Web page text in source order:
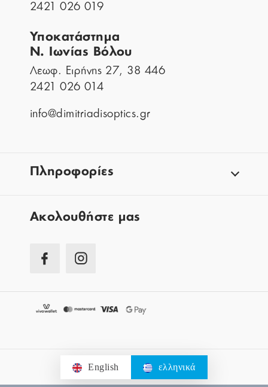
2421 026 019
Υποκατάστημα
Ν. Ιωνίας Βόλου
Λεωφ. Ειρήνης 27, 38 446
2421 026 014
info@dimitriadisoptics.gr
Πληροφορίες
Aκολουθήστε μας
English ελληνικά